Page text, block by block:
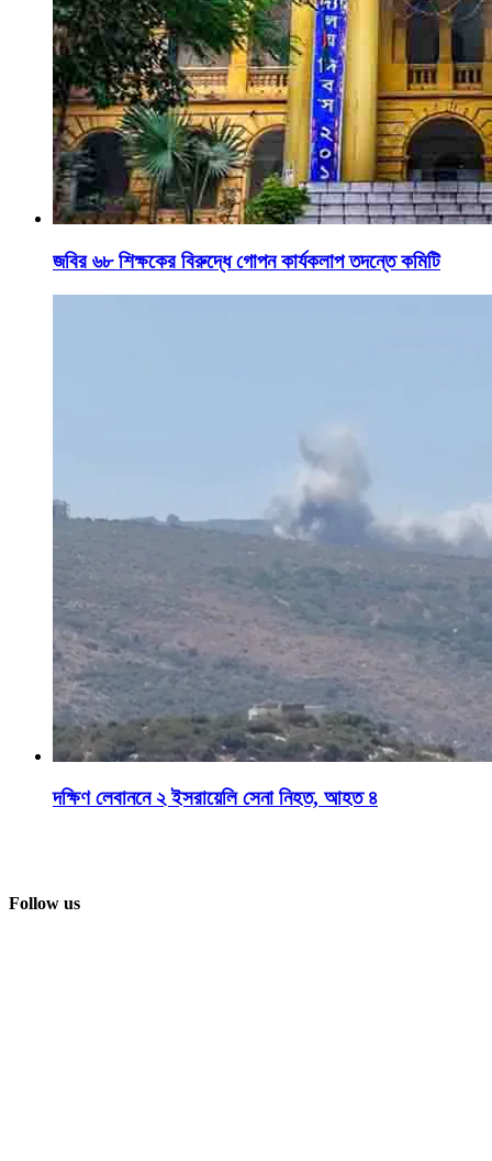
জবির ৬৮ শিক্ষকের বিরুদ্ধে গোপন কার্যকলাপ তদন্তে কমিটি
দক্ষিণ লেবাননে ২ ইসরায়েলি সেনা নিহত, আহত ৪
Follow us